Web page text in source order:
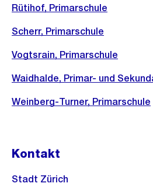
Rütihof, Primarschule
Scherr, Primarschule
Vogtsrain, Primarschule
Waidhalde, Primar- und
Weinberg-Turner, Primarschule
Kontakt
Stadt Zürich